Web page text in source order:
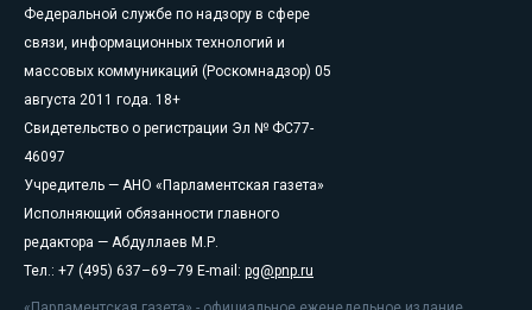
Федеральной службе по надзору в сфере
связи, информационных технологий и
массовых коммуникаций (Роскомнадзор) 05
августа 2011 года. 18+
Свидетельство о регистрации Эл № ФС77-
46097
Учредитель — АНО «Парламентская газета»
Исполняющий обязанности главного
редактора — Абдуллаев М.Р.
Тел.: +7 (495) 637–69–79 E-mail: pg@pnp.ru